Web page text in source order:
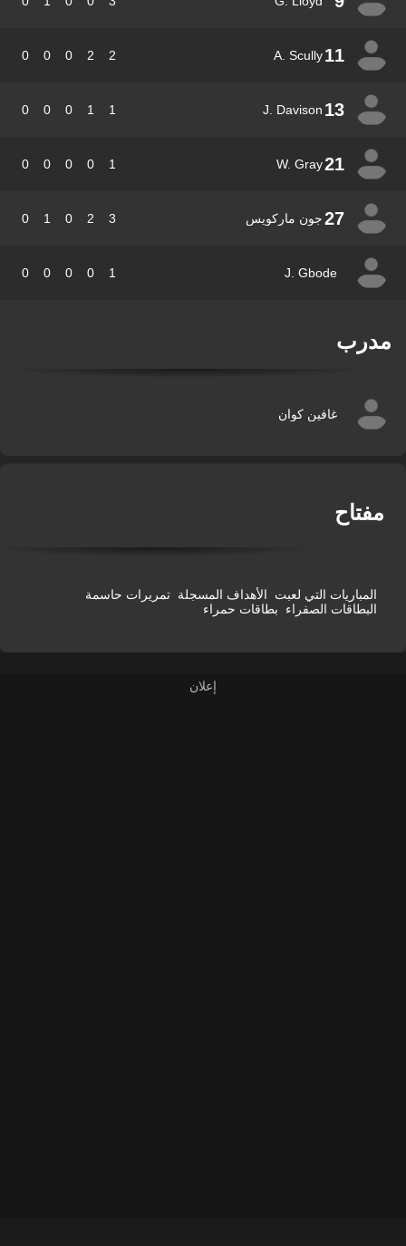
11
A. Scully
0
0
13
J. Davison
0
0
21
W. Gray
0
0
0
27 جون ماركويس 1
J. Gbode
0
0
0
غافين كوان
المباريات التي لعبت الأهداف المسجلة تمريرات حاسمة
البطاقات الصفراء بطاقات حمراء